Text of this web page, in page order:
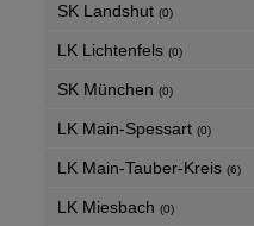
SK Landshut (0)
LK Lichtenfels (0)
SK München (0)
LK Main-Spessart (0)
LK Main-Tauber-Kreis (6)
LK Miesbach (0)